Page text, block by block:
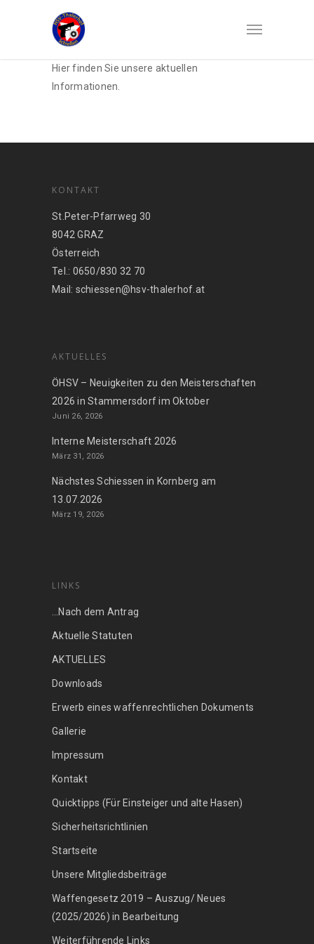
Hier finden Sie unsere aktuellen
Informationen.
KONTAKT
St.Peter-Pfarrweg 30
8042 GRAZ
Österreich
Tel.: 0650/830 32 70
Mail: schiessen@hsv-thalerhof.at
AKTUELLES
ÖHSV – Neuigkeiten zu den Meisterschaften
2026 in Stammersdorf im Oktober
Juni 26, 2026
Interne Meisterschaft 2026
März 31, 2026
Nächstes Schiessen in Kornberg am
13.07.2026
März 19, 2026
LINKS
…Nach dem Antrag
Aktuelle Statuten
AKTUELLES
Downloads
Erwerb eines waffenrechtlichen Dokuments
Gallerie
Impressum
Kontakt
Quicktipps (Für Einsteiger und alte Hasen)
Sicherheitsrichtlinien
Startseite
Unsere Mitgliedsbeiträge
Waffengesetz 2019 – Auszug/ Neues
(2025/2026) in Bearbeitung
Weiterführende Links